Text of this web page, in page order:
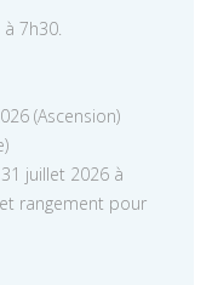
7h30.
(Ascension)
juillet 2026 à
rangement pour